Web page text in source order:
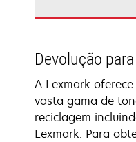
Devolução
A Lexmark
vasta gama de
reciclagem
Lexmark. Para